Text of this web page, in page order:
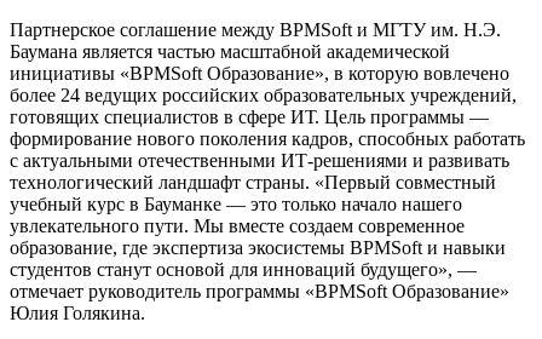
Партнерское соглашение между BPMSoft и МГТУ им. Н.Э.
Баумана является частью масштабной академической
инициативы «BPMSoft Образование», в которую вовлечено
более 24 ведущих российских образовательных учреждений,
готовящих специалистов в сфере ИТ. Цель программы —
формирование нового поколения кадров, способных работать
с актуальными отечественными ИТ-решениями и развивать
технологический ландшафт страны. «Первый совместный
учебный курс в Бауманке — это только начало нашего
увлекательного пути. Мы вместе создаем современное
образование, где экспертиза экосистемы BPMSoft и навыки
студентов станут основой для инноваций будущего», —
отмечает руководитель программы «BPMSoft Образование»
Юлия Голякина.